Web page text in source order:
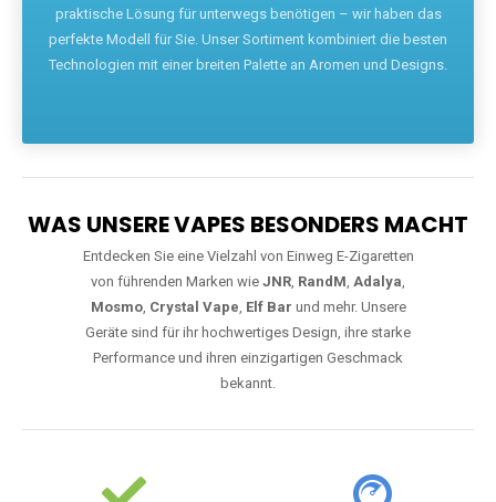
praktische Lösung für unterwegs benötigen – wir haben das
perfekte Modell für Sie. Unser Sortiment kombiniert die besten
Technologien mit einer breiten Palette an Aromen und Designs.
WAS UNSERE VAPES BESONDERS MACHT
Entdecken Sie eine Vielzahl von Einweg E-Zigaretten
von führenden Marken wie JNR, RandM, Adalya,
Mosmo, Crystal Vape, Elf Bar und mehr. Unsere
Geräte sind für ihr hochwertiges Design, ihre starke
Performance und ihren einzigartigen Geschmack
bekannt.